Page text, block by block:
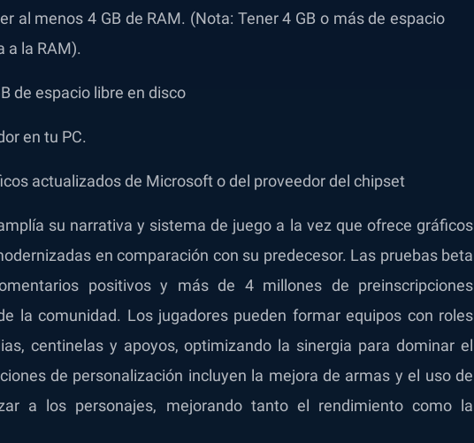
al menos 4 GB de RAM. (Nota: Tener 4 GB o más de espacio
a la RAM).
de espacio libre en disco
en tu PC.
actualizados de Microsoft o del proveedor del chipset
su narrativa y sistema de juego a la vez que ofrece gráficos
en comparación con su predecesor. Las pruebas beta
positivos y más de 4 millones de preinscripciones
la comunidad. Los jugadores pueden formar equipos con roles
centinelas y apoyos, optimizando la sinergia para dominar el
de personalización incluyen la mejora de armas y el uso de
a los personajes, mejorando tanto el rendimiento como la